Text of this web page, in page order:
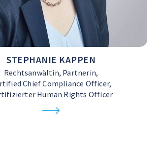
STEPHANIE KAPPEN
Rechtsanwältin, Partnerin,
Chief Compliance Officer,
Human Rights Officer